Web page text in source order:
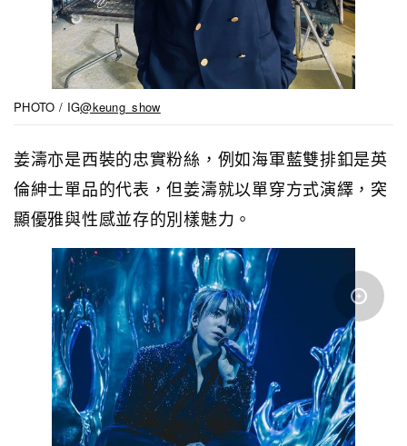
PHOTO / IG@keung_show
姜濤亦是西裝的忠實粉絲，例如海軍藍雙排釦是英
倫紳士單品的代表，但姜濤就以單穿方式演繹，突
顯優雅與性感並存的別樣魅力。